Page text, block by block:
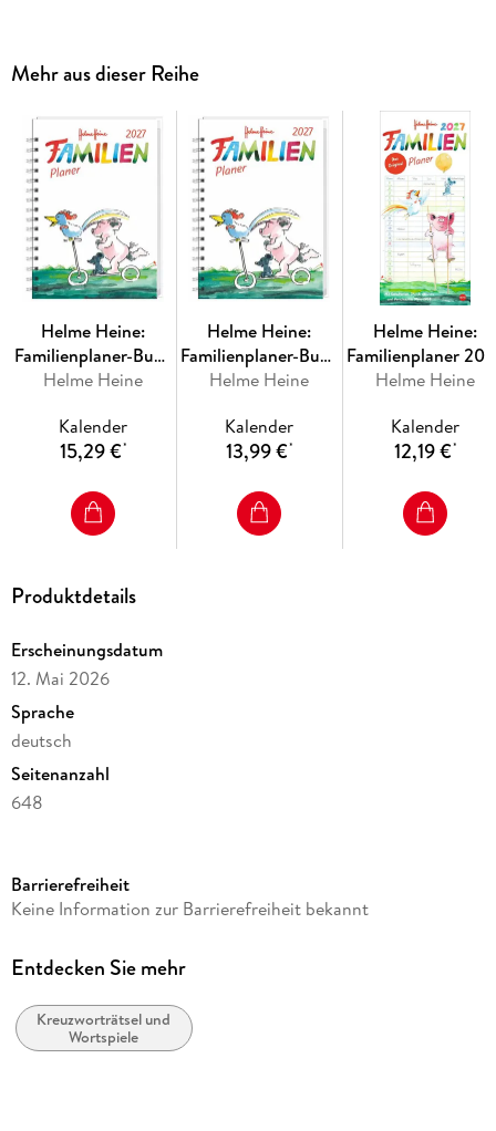
Mehr aus dieser Reihe
Helme Heine:
Familienplaner-Buch
A5 2027
Helme Heine
Kalender
15,29 €*
Helme Heine:
Familienplaner-Buch
A6 2027
Helme Heine
Kalender
13,99 €*
Helme Heine:
Familienplaner
Helme Heine
Kalender
12,19 €*
Produktdetails
Erscheinungsdatum
12. Mai 2026
Sprache
deutsch
Seitenanzahl
648
Autor/Autorin
Verlag/Hersteller
Produktart
Kalender
Barrierefreiheit
Keine Information zur Barrierefreiheit bekannt
Entdecken Sie mehr
Kreuzworträtsel und
Wortspiele